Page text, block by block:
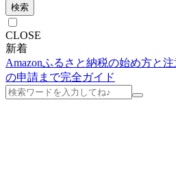
検索
CLOSE
新着
Amazonふるさと納税の始め方と
の申請まで完全ガイド